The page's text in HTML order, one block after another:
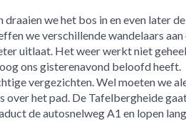
we het bos in en even later de
we verschillende wandelaars aan
uitlaat. Het weer werkt niet geheel
ons gisterenavond beloofd heeft.
vergezichten. Wel moeten we
over het pad. De Tafelbergheide
de autosnelweg A1 en lopen